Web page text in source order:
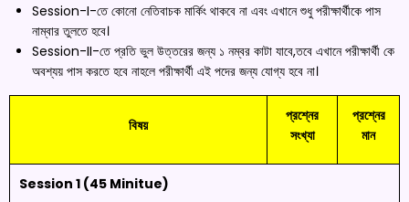
Session-I-তে কোনো নেতিবাচক মার্কিং থাকবে না এবং এখানে শুধু পরীক্ষার্থীকে পাস
নাম্বার তুলতে হবে।
Session-II-তে প্রতি ভুল উত্তরের জন্য ১ নম্বর কাটা যাবে,তবে এখানে পরীক্ষার্থী কে
অবশ্যয় পাস করতে হবে নাহলে পরীক্ষার্থী এই পদের জন্য যোগ্য হবে না।
বিষয়
প্রশ্নের
সংখ্যা
প্রশ্নের
মান
Session 1 (45 Minitue)